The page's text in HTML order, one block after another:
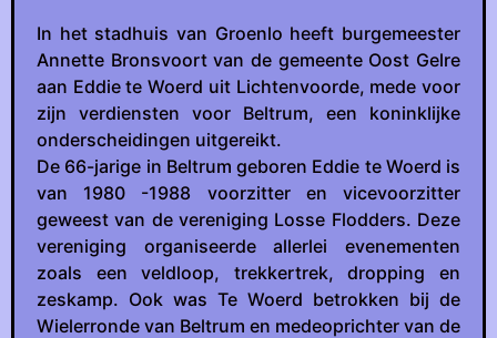
In het stadhuis van Groenlo heeft burgemeester
Annette Bronsvoort van de gemeente Oost Gelre
aan Eddie te Woerd uit Lichtenvoorde, mede voor
zijn verdiensten voor Beltrum, een koninklijke
onderscheidingen uitgereikt.
De 66-jarige in Beltrum geboren Eddie te Woerd is
van 1980 -1988 voorzitter en vicevoorzitter
geweest van de vereniging Losse Flodders. Deze
vereniging organiseerde allerlei evenementen
zoals een veldloop, trekkertrek, dropping en
zeskamp. Ook was Te Woerd betrokken bij de
Wielerronde van Beltrum en medeoprichter van de